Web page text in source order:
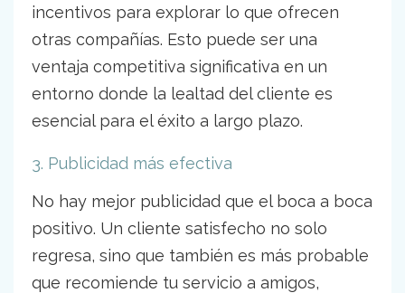
incentivos para explorar lo que ofrecen
otras compañías. Esto puede ser una
ventaja competitiva significativa en un
entorno donde la lealtad del cliente es
esencial para el éxito a largo plazo.
3. Publicidad más efectiva
No hay mejor publicidad que el boca a boca
positivo. Un cliente satisfecho no solo
regresa, sino que también es más probable
que recomiende tu servicio a amigos,